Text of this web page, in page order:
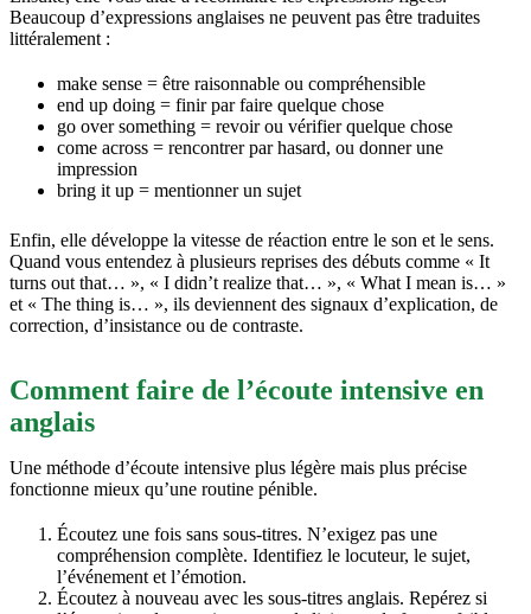
Beaucoup d’expressions anglaises ne peuvent pas être traduites
littéralement :
make sense = être raisonnable ou compréhensible
end up doing = finir par faire quelque chose
go over something = revoir ou vérifier quelque chose
come across = rencontrer par hasard, ou donner une
impression
bring it up = mentionner un sujet
Enfin, elle développe la vitesse de réaction entre le son et le sens.
Quand vous entendez à plusieurs reprises des débuts comme « It
turns out that… », « I didn’t realize that… », « What I mean is… »
et « The thing is… », ils deviennent des signaux d’explication, de
correction, d’insistance ou de contraste.
Comment faire de l’écoute intensive en
anglais
Une méthode d’écoute intensive plus légère mais plus précise
fonctionne mieux qu’une routine pénible.
Écoutez une fois sans sous-titres. N’exigez pas une
compréhension complète. Identifiez le locuteur, le sujet,
l’événement et l’émotion.
Écoutez à nouveau avec les sous-titres anglais. Repérez si